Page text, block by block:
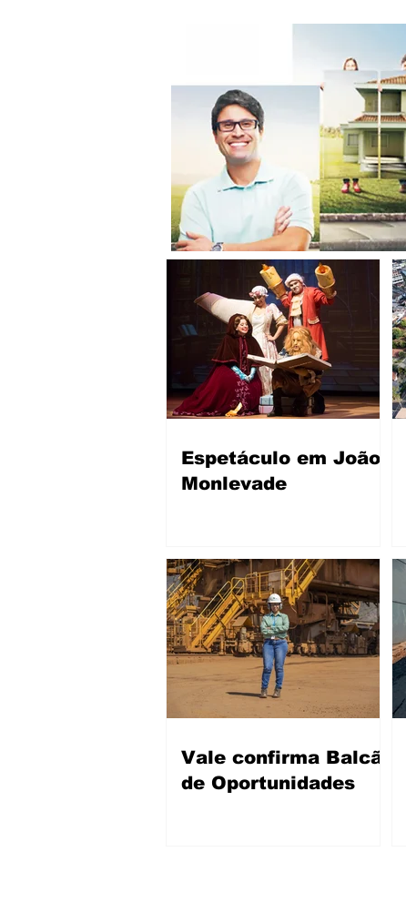
Espetáculo em João
Monlevade
Vale confirma Balcão
de Oportunidades